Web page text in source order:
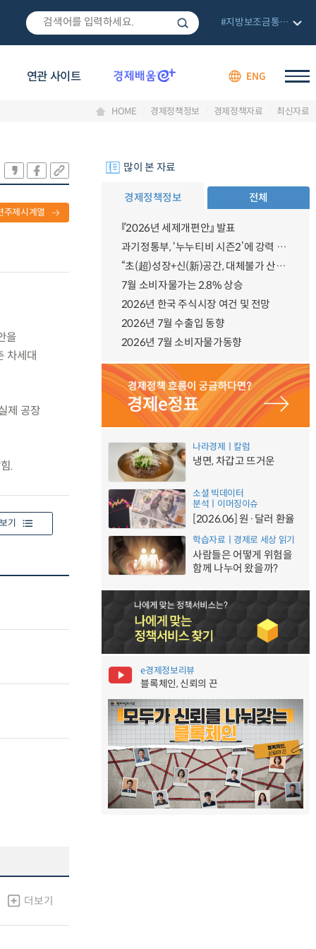
연관 사이트 ENG
#지방보조금통합관리망
HOME 경제정책정보 경제정책자료 최신자료
주제시계열
을
차세대
제 공장
.
기
더보기
많이 본 자료
경제정책정보 전체
『2026년 세제개편안』 발표
과기정통부, ‘누누티비 시즌2’에 강력 대응 의지 밝혀
“초(超)성장+신(新)공간, 대체불가 산업강국”
7월 소비자물가는 2.8% 상승
2026년 한국 주식시장 여건 및 전망
2026년 7월 수출입 동향
2026년 7월 소비자물가동향
나라경제ㅣ칼럼
냉면, 차갑고 뜨거운
소셜 빅데이터
분석ㅣ이머징이슈
[2026.06] 원·달러 환율
학습자료ㅣ경제로 세상 읽기
사람들은 어떻게 위험을
함께 나누어 왔을까?
e경제정보리뷰
블록체인, 신뢰의 끈